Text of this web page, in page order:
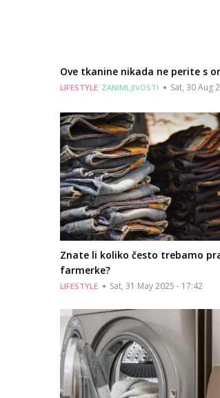
Ove tkanine nikada ne perite s
LIFESTYLE ZANIMLJIVOSTI Sat, 30 Aug
Znate li koliko često trebamo
farmerke?
LIFESTYLE Sat, 31 May 2025 - 17:42